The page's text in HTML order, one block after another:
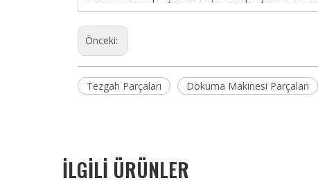
Önceki:
Tezgah Parçaları Dokuma Makinesi Parçaları
İLGİLİ ÜRÜNLER